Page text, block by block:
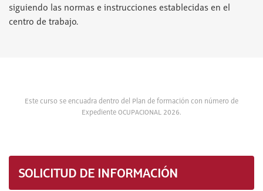
siguiendo las normas e instrucciones establecidas en el
centro de trabajo.
Este curso se encuadra dentro del Plan de formación con número de
Expediente OCUPACIONAL 2026.
SOLICITUD DE INFORMACIÓN